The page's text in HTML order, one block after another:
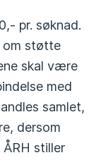
pr. søknad.
om støtte
skal være
med
samlet,
dersom
stiller